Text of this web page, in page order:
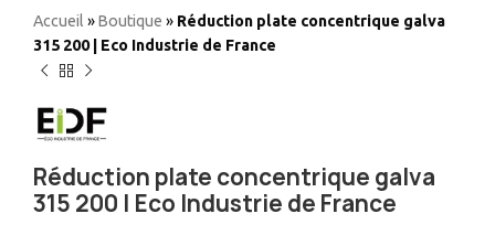
Accueil »Boutique » Réduction plate concentrique galva
315 200 | Eco Industrie de France
Réduction plate concentrique galva
315 200 | Eco Industrie de France